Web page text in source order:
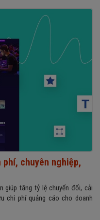
chuyên nghiệp,
giúp tăng tỷ lệ chuyển đổi, cải
chi phí quảng cáo cho doanh